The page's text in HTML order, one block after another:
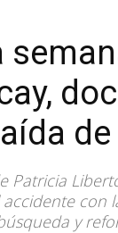
Patricia
accidente con
y